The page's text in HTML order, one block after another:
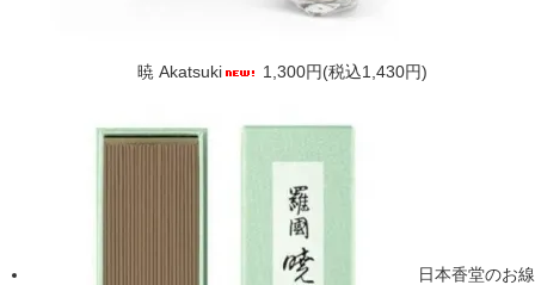
暁 Akatsuki 1,300円(税込1,430円)
日本香堂のお線